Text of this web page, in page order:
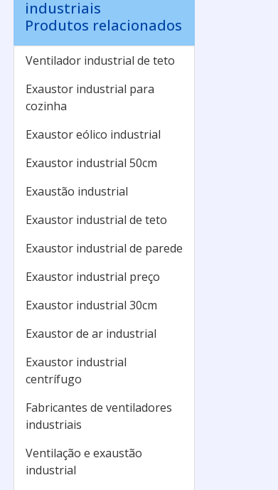
industriais
Produtos relacionados
Ventilador industrial de teto
Exaustor industrial para
cozinha
Exaustor eólico industrial
Exaustor industrial 50cm
Exaustão industrial
Exaustor industrial de teto
Exaustor industrial de parede
Exaustor industrial preço
Exaustor industrial 30cm
Exaustor de ar industrial
Exaustor industrial
centrífugo
Fabricantes de ventiladores
industriais
Ventilação e exaustão
industrial